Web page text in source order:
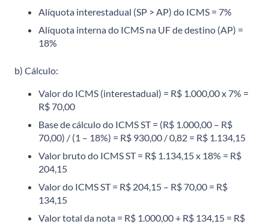
Alíquota interestadual (SP > AP) do ICMS = 7%
Alíquota interna do ICMS na UF de destino (AP) =
18%
b) Cálculo:
Valor do ICMS (interestadual) = R$ 1.000,00 x 7% =
R$ 70,00
Base de cálculo do ICMS ST = (R$ 1.000,00 – R$
70,00) / (1 – 18%) = R$ 930,00 / 0,82 = R$ 1.134,15
Valor bruto do ICMS ST = R$ 1.134,15 x 18% = R$
204,15
Valor do ICMS ST = R$ 204,15 – R$ 70,00 = R$
134,15
Valor total da nota = R$ 1.000,00 + R$ 134,15 = R$